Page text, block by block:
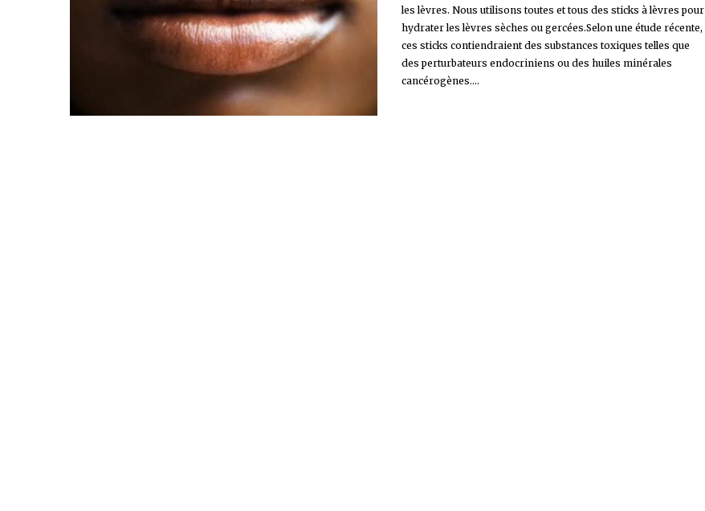
les lèvres. Nous utilisons toutes et tous des sticks à lèvres pour
hydrater les lèvres sèches ou gercées.Selon une étude récente,
ces sticks contiendraient des substances toxiques telles que
des perturbateurs endocriniens ou des huiles minérales
cancérogènes....